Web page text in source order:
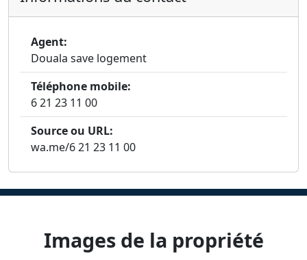
Agent:
Douala save logement
Téléphone mobile:
6 21 23 11 00
Source ou URL:
wa.me/6 21 23 11 00
Images de la propriété